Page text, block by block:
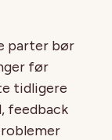
parter bør
før
tidligere
feedback